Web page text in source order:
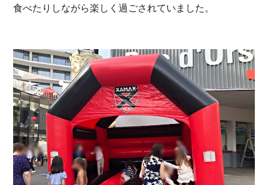
食べたりしながら楽しく過ごされていました。